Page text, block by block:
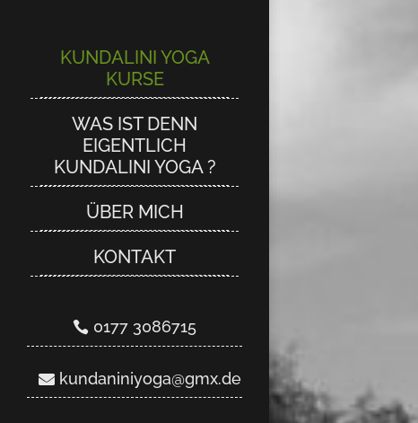
KUNDALINI YOGA
KURSE
WAS IST DENN
EIGENTLICH
KUNDALINI YOGA ?
ÜBER MICH
KONTAKT
0177 3086715
kundaniniyoga@gmx.de
KUNDALINI YOGA
KURSE
WAS IST DENN
EIGENTLICH
KUNDALINI YOGA ?
ÜBER MICH
KONTAKT
0177 3086715
kundaniniyoga@gmx.de